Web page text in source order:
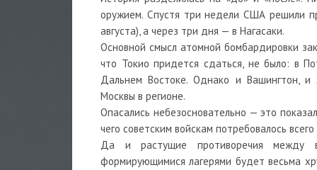
оружием. Спустя три недели США решили
августа), а через три дня — в Нагасаки.
Основной смысл атомной бомбардировки
что Токио придется сдаться, не было: в
Дальнем Востоке. Однако и Вашингтон, и
Москвы в регионе.
Опасались небезосновательно — это
чего советским войскам потребовалось
Да и растущие противоречия между
формирующимися лагерями будет весьма